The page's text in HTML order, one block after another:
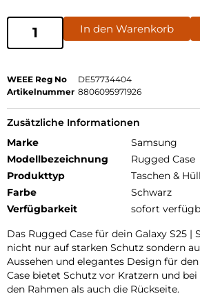
In den Warenkorb
WEEE Reg No
DE57734404
Artikelnummer 8806095971926
Zusätzliche Informationen
Marke
Samsung
Modellbezeichnung
Rugged Case
Produkttyp
Taschen &
Farbe
Schwarz
Verfügbarkeit
sofort
Das Rugged Case für dein Galaxy S25 |
nicht nur auf starken Schutz sondern
Aussehen und elegantes Design für
Case bietet Schutz vor Kratzern und
den Rahmen als auch die Rückseite.